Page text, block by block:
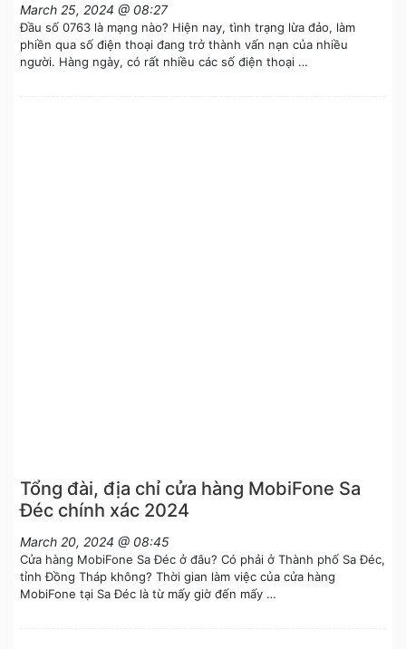
March 25, 2024 @ 08:27
Đầu số 0763 là mạng nào? Hiện nay, tình trạng lừa đảo, làm
phiền qua số điện thoại đang trở thành vấn nạn của nhiều
người. Hàng ngày, có rất nhiều các số điện thoại …
Tổng đài, địa chỉ cửa hàng MobiFone Sa
Đéc chính xác 2024
March 20, 2024 @ 08:45
Cửa hàng MobiFone Sa Đéc ở đâu? Có phải ở Thành phố Sa Đéc,
tỉnh Đồng Tháp không? Thời gian làm việc của cửa hàng
MobiFone tại Sa Đéc là từ mấy giờ đến mấy …